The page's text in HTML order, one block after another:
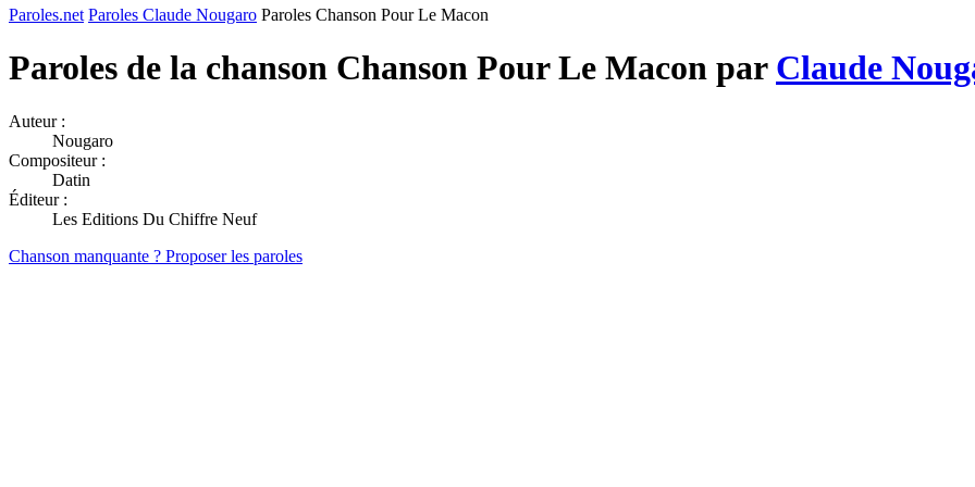
Paroles.net Paroles Claude Nougaro Paroles Chanson Pour Le Macon
Paroles de la chanson Chanson Pour Le Macon par Claude
Auteur :
Nougaro
Compositeur :
Datin
Éditeur :
Les Editions Du Chiffre Neuf
Chanson manquante ? Proposer les paroles